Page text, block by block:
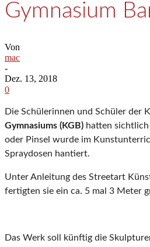
Gymnasium
Von
mac
-
Dez. 13, 2018
0
Die Schülerinnen und Schüler der
Gymnasiums (KGB) hatten
oder Pinsel wurde im
Spraydosen hantiert.
Unter Anleitung des Streetart
fertigten sie ein ca. 5 mal 3 Meter
Das Werk soll künftig die